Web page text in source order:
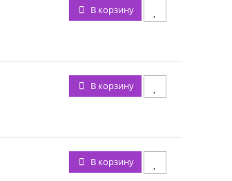
В корзину
В корзину
В корзину